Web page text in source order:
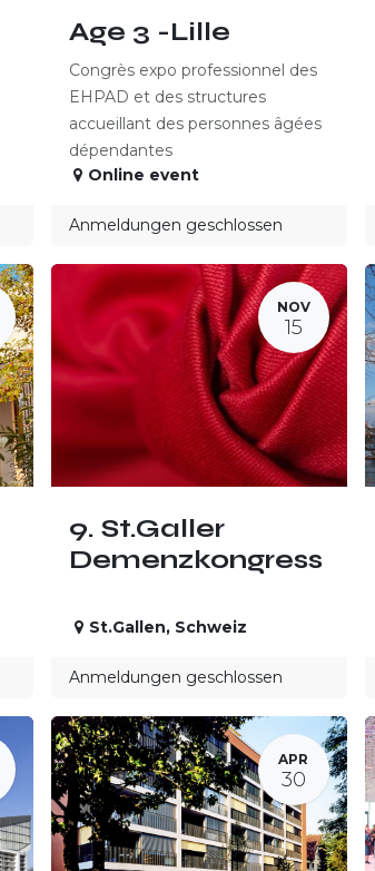
Age 3 -Lille
Congrès expo professionnel des
EHPAD et des structures
accueillant des personnes âgées
dépendantes
Online event
Anmeldungen geschlossen
NOV
15
9. St.Galler
Demenzkongress
St.Gallen, Schweiz
Anmeldungen geschlossen
APR
30